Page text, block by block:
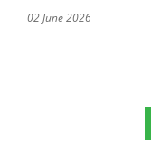
02 June 2026